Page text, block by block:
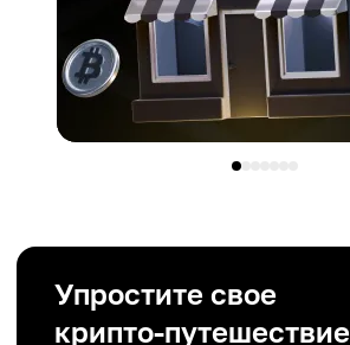
Упростите свое
крипто-путешествие